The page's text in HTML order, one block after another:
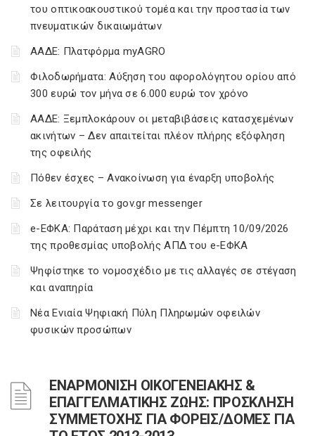
του οπτικοακουστικού τομέα και την προστασία των
πνευματικών δικαιωμάτων
ΑΑΔΕ: Πλατφόρμα myAGRO
Φιλοδωρήματα: Αύξηση του αφορολόγητου ορίου από
300 ευρώ τον μήνα σε 6.000 ευρώ τον χρόνο
ΑΑΔΕ: Ξεμπλοκάρουν οι μεταβιβάσεις κατασχεμένων
ακινήτων – Δεν απαιτείται πλέον πλήρης εξόφληση
της οφειλής
Πόθεν έσχες – Ανακοίνωση για έναρξη υποβολής
Σε λειτουργία το gov.gr messenger
e-ΕΦΚΑ: Παράταση μέχρι και την Πέμπτη 10/09/2026
της προθεσμίας υποβολής ΑΠΔ του e-ΕΦΚΑ
Ψηφίστηκε το νομοσχέδιο με τις αλλαγές σε στέγαση
και αναπηρία
Νέα Ενιαία Ψηφιακή Πύλη Πληρωμών οφειλών
φυσικών προσώπων
ΕΝΑΡΜΟΝΙΣΗ ΟΙΚΟΓΕΝΕΙΑΚΗΣ &
ΕΠΑΓΓΕΛΜΑΤΙΚΗΣ ΖΩΗΣ: ΠΡΟΣΚΛΗΣΗ
ΣΥΜΜΕΤΟΧΗΣ ΓΙΑ ΦΟΡΕΙΣ/ΔΟΜΕΣ ΓΙΑ